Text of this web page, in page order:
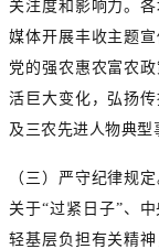
关注度和影响力。
媒体开展丰收主题
党的强农惠农富农
活巨大变化，弘扬
及三农先进人物典型
（三）严守纪律规
关于“过紧日子”、
轻基层负担有关精